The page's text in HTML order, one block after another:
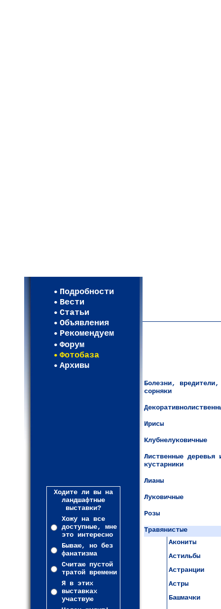
Подробности
Вести
Статьи
Объявления
Рекомендуем
Форум
Фотобаза
Архивы
Ходите ли вы на
ландшафтные
выставки?
Хожу на все
доступные, мне
это интересно
Бываю, но без
фанатизма
Считаю пустой
тратой времени
Я в этих
выставках
участвую
Болезни, вредители,
сорняки
Ирисы
Клубнелуковичные
Лиственные деревья
кустарники
Лианы
Луковичные
Розы
Травянистые
Акониты
Астильбы
Астранции
Астры
Башмачки